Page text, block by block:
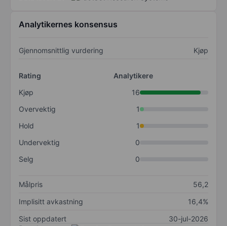
Analytikernes konsensus
Gjennomsnittlig vurdering Kjøp
Rating
Analytikere
Kjøp
16
Overvektig
1
Hold
1
Undervektig
0
Selg
0
Målpris
56,2
Implisitt avkastning
16,4%
Sist oppdatert
30-jul-2026